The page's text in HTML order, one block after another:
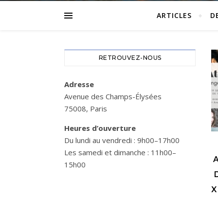
ARTICLES
RETROUVEZ-NOUS
Adresse
Avenue des Champs-Élysées
75008, Paris
Heures d’ouverture
Du lundi au vendredi : 9h00–17h00
Les samedi et dimanche : 11h00–
15h00